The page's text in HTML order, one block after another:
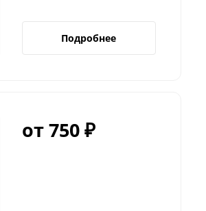
Подробнее
от 750 ₽